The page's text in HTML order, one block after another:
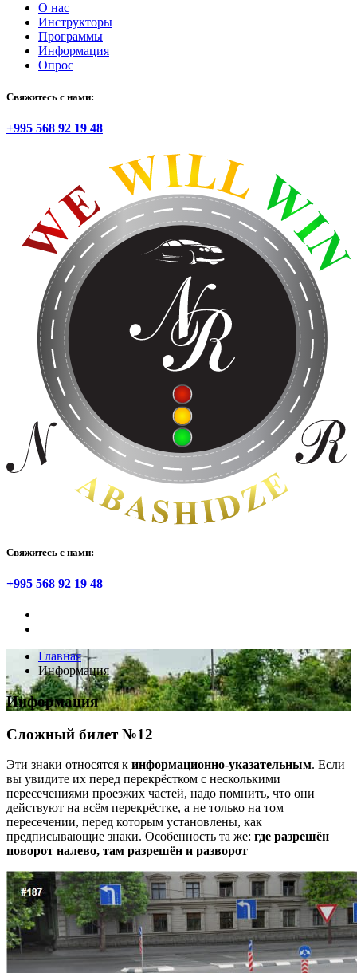
О нас
Инструкторы
Программы
Информация
Опрос
Свяжитесь с нами:
+995 568 92 19 48
Свяжитесь с нами:
+995 568 92 19 48
Главная
Информация
Информация
Сложный билет №12
Эти знаки относятся к информационно-указательным. Если
вы увидите их перед перекрёстком с несколькими
пересечениями проезжих частей, надо помнить, что они
действуют на всём перекрёстке, а не только на том
пересечении, перед которым установлены, как
предписывающие знаки. Особенность та же: где разрешён
поворот налево, там разрешён и разворот